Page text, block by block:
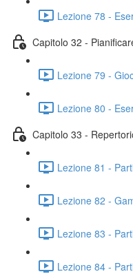
Lezione 78 -
Capitolo 32 -
Lezione 79 -
Lezione 80 -
Capitolo 33 -
Lezione 81 -
Lezione 82 -
Lezione 83 -
Lezione 84 -